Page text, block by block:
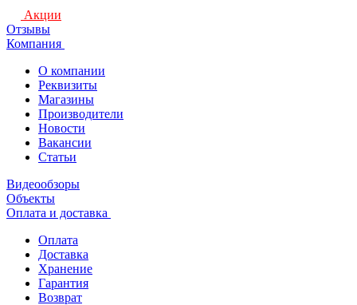
Акции
Отзывы
Компания
О компании
Реквизиты
Магазины
Производители
Новости
Вакансии
Статьи
Видеообзоры
Объекты
Оплата и доставка
Оплата
Доставка
Хранение
Гарантия
Возврат